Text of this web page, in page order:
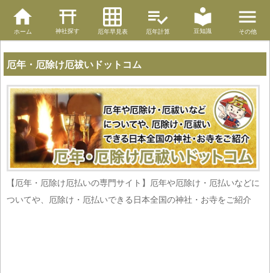
ホーム 神社探す 厄年早見表 厄年計算 豆知識 その他
厄年・厄除け厄祓いドットコム
【厄年・厄除け厄払いの専門サイト】厄年や厄除け・厄払いなどに
ついてや、厄除け・厄払いできる日本全国の神社・お寺をご紹介